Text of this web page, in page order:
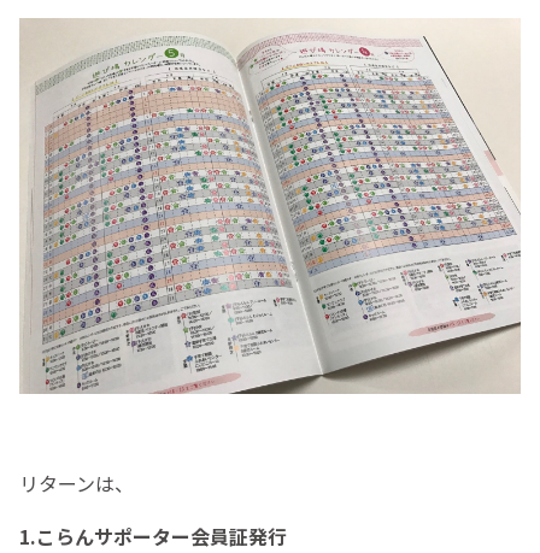
リターンは、
1.こらんサポーター会員証発行